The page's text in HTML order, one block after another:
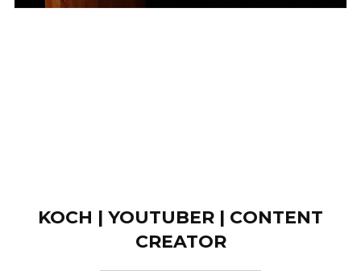
KOCH | YOUTUBER | CONTENT
CREATOR